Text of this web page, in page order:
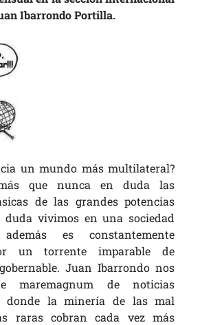
Ibarrondo Portilla.
un mundo más multilateral?
que nunca en duda las
de las grandes potencias
duda vivimos en una sociedad
es constantemente
un torrente imparable de
Juan Ibarrondo nos
maremagnum de noticias
donde la minería de las mal
raras cobran cada vez más